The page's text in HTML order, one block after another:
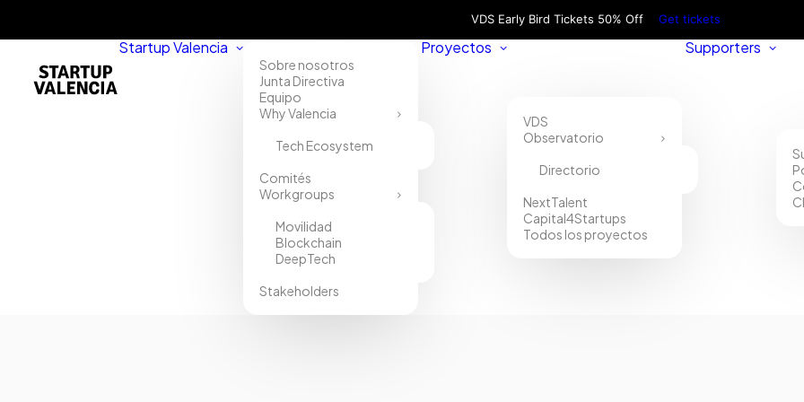
VDS Early Bird Tickets 50% Off Get tickets
Startup Valencia
Sobre nosotros
Junta Directiva
Equipo
Why Valencia
Tech Ecosystem
Comités
Workgroups
Movilidad
Blockchain
DeepTech
Stakeholders
Proyectos
VDS
Observatorio
Directorio
NextTalent
Capital4Startups
Todos los proyectos
Supporters